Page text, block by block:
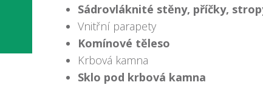
Sádrovláknité stěny, příčky,
Vnitřní parapety
Komínové těleso
Krbová kamna
Sklo pod krbová kamna